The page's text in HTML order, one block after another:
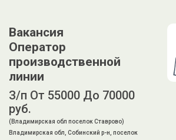
Вакансия
Оператор
производственной
линии
З/п От 55000 До 70000
руб.
(Владимирская обл поселок Ставрово)
Владимирская обл, Собинский р-н, поселок